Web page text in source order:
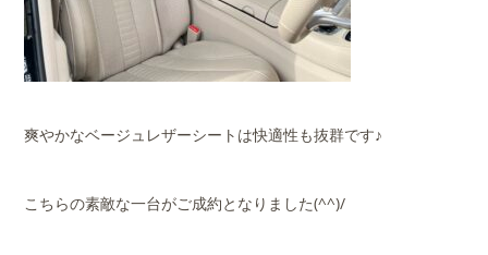
爽やかなベージュレザーシートは快適性も抜群です♪
こちらの素敵な一台がご成約となりました(^^)/